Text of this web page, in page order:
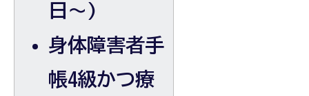
日～)
身体障害者手
帳4級かつ療